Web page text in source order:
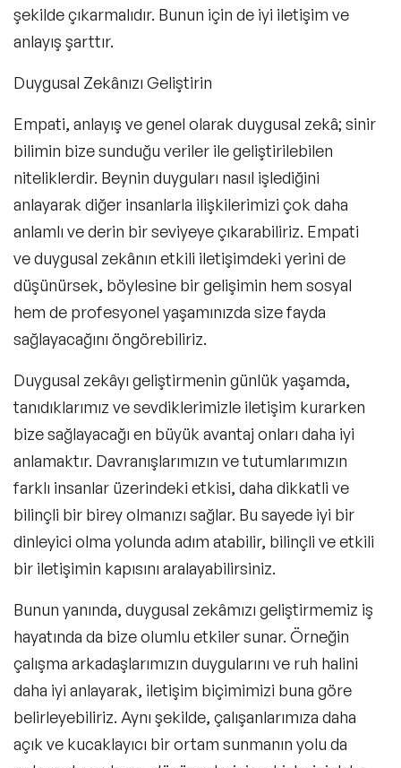
şekilde çıkarmalıdır. Bunun için de iyi iletişim ve
anlayış şarttır.
Duygusal Zekânızı Geliştirin
Empati, anlayış ve genel olarak duygusal zekâ; sinir
bilimin bize sunduğu veriler ile geliştirilebilen
niteliklerdir. Beynin duyguları nasıl işlediğini
anlayarak diğer insanlarla ilişkilerimizi çok daha
anlamlı ve derin bir seviyeye çıkarabiliriz. Empati
ve duygusal zekânın etkili iletişimdeki yerini de
düşünürsek, böylesine bir gelişimin hem sosyal
hem de profesyonel yaşamınızda size fayda
sağlayacağını öngörebiliriz.
Duygusal zekâyı geliştirmenin günlük yaşamda,
tanıdıklarımız ve sevdiklerimizle iletişim kurarken
bize sağlayacağı en büyük avantaj onları daha iyi
anlamaktır. Davranışlarımızın ve tutumlarımızın
farklı insanlar üzerindeki etkisi, daha dikkatli ve
bilinçli bir birey olmanızı sağlar. Bu sayede iyi bir
dinleyici olma yolunda adım atabilir, bilinçli ve etkili
bir iletişimin kapısını aralayabilirsiniz.
Bunun yanında, duygusal zekâmızı geliştirmemiz iş
hayatında da bize olumlu etkiler sunar. Örneğin
çalışma arkadaşlarımızın duygularını ve ruh halini
daha iyi anlayarak, iletişim biçimimizi buna göre
belirleyebiliriz. Aynı şekilde, çalışanlarımıza daha
açık ve kucaklayıcı bir ortam sunmanın yolu da